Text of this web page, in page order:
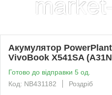
Акумулятор
VivoBook X541SA
Готово до відправки 5 од.
Код: NB431182
Роздріб